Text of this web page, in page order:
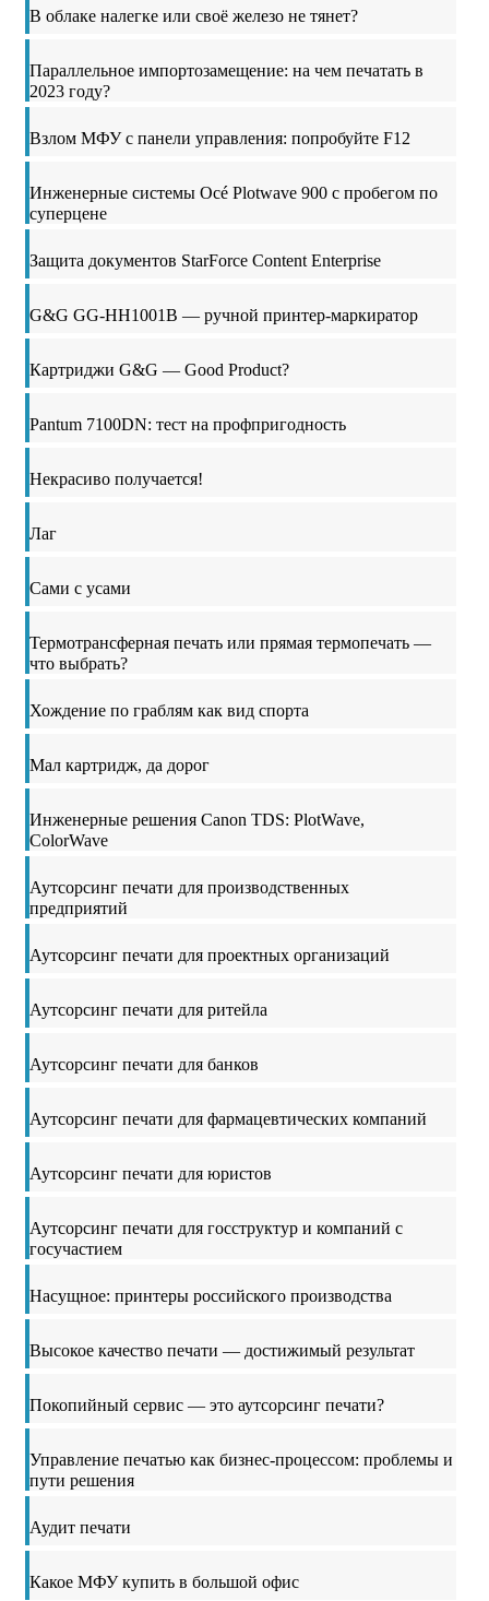
В облаке налегке или своё железо не тянет?
Параллельное импортозамещение: на чем печатать в
2023 году?
Взлом МФУ с панели управления: попробуйте F12
Инженерные системы Océ Plotwave 900 с пробегом по
суперцене
Защита документов StarForce Content Enterprise
G&G GG-HH1001B — ручной принтер-маркиратор
Картриджи G&G — Good Product?
Pantum 7100DN: тест на профпригодность
Некрасиво получается!
Лаг
Сами с усами
Термотрансферная печать или прямая термопечать —
что выбрать?
Хождение по граблям как вид спорта
Мал картридж, да дорог
Инженерные решения Canon TDS: PlotWave,
ColorWave
Аутсорсинг печати для производственных
предприятий
Аутсорсинг печати для проектных организаций
Аутсорсинг печати для ритейла
Аутсорсинг печати для банков
Аутсорсинг печати для фармацевтических компаний
Аутсорсинг печати для юристов
Аутсорсинг печати для госструктур и компаний с
госучастием
Насущное: принтеры российского производства
Высокое качество печати — достижимый результат
Покопийный сервис — это аутсорсинг печати?
Управление печатью как бизнес-процессом: проблемы и
пути решения
Аудит печати
Какое МФУ купить в большой офис